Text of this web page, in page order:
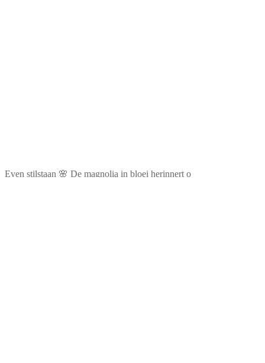
Even stilstaan 🌸 De magnolia in bloei herinnert o